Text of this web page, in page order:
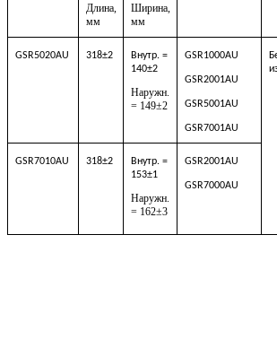
Длина,
мм
Ширина,
мм
GSR5020AU 318±2
Внутр. =
140±2
Наружн.
= 149±2
GSR1000AU
GSR2001AU
GSR5001AU
GSR7001AU
GSR7010AU 318±2
Внутр. =
153±1
Наружн.
= 162±3
GSR2001AU
GSR7000AU